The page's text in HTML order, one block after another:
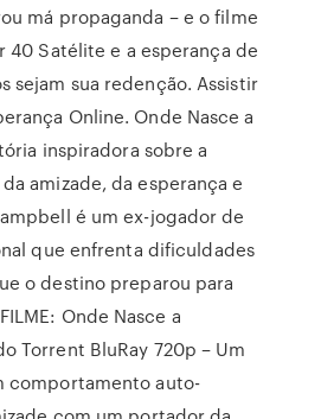
má propaganda – e o filme
Satélite e a esperança de
sejam sua redenção. Assistir
Online. Onde Nasce a
inspiradora sobre a
amizade, da esperança e
é um ex-jogador de
que enfrenta dificuldades
o destino preparou para
Onde Nasce a
Torrent BluRay 720p – Um
comportamento auto-